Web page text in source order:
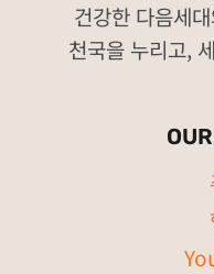
건강한 다음세
천국을 누리고,